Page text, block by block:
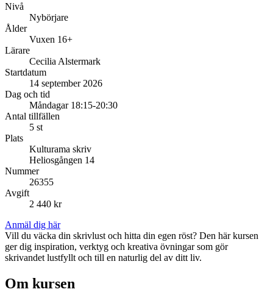
Nivå
Nybörjare
Ålder
Vuxen 16+
Lärare
Cecilia Alstermark
Startdatum
14 september 2026
Dag och tid
Måndagar 18:15-20:30
Antal tillfällen
5 st
Plats
Kulturama skriv
Heliosgången 14
Nummer
26355
Avgift
2 440 kr
Anmäl dig här
Vill du väcka din skrivlust och hitta din egen röst? Den här kursen
ger dig inspiration, verktyg och kreativa övningar som gör
skrivandet lustfyllt och till en naturlig del av ditt liv.
Om kursen